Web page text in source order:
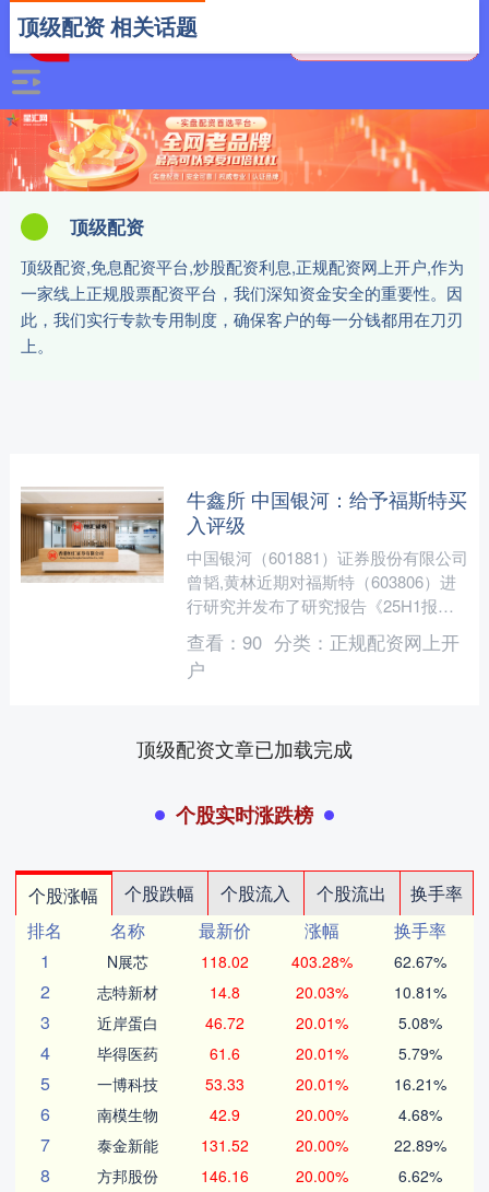
顶级配资
顶级配资,免息配资平台,炒股配资利息,正规配资网上开户,作为
一家线上正规股票配资平台，我们深知资金安全的重要性。因
此，我们实行专款专用制度，确保客户的每一分钱都用在刀刃
上。
顶级配资 相关话题
牛鑫所 中国银河：给予福斯特买
入评级
中国银河（601881）证券股份有限公司
曾韬,黄林近期对福斯特（603806）进
行研究并发布了研究报告《25H1报业
绩点评：胶膜盈利短期承压，电子材料
持续放量》....
查看： 90 分类： 正规配资网上开
户
顶级配资文章已加载完成
个股实时涨跌榜
个股涨幅 个股跌幅 个股流入 个股流出
换手率
排名
名称 最新价 涨幅
换手率
1
N展芯 118.02 403.28% 62.67%
2 志特新材 14.8 20.03% 10.81%
3 近岸蛋白 46.72 20.01% 5.08%
4 毕得医药 61.6 20.01% 5.79%
5 一博科技 53.33 20.01% 16.21%
6 南模生物 42.9 20.00% 4.68%
7 泰金新能 131.52 20.00% 22.89%
8 方邦股份 146.16 20.00% 6.62%